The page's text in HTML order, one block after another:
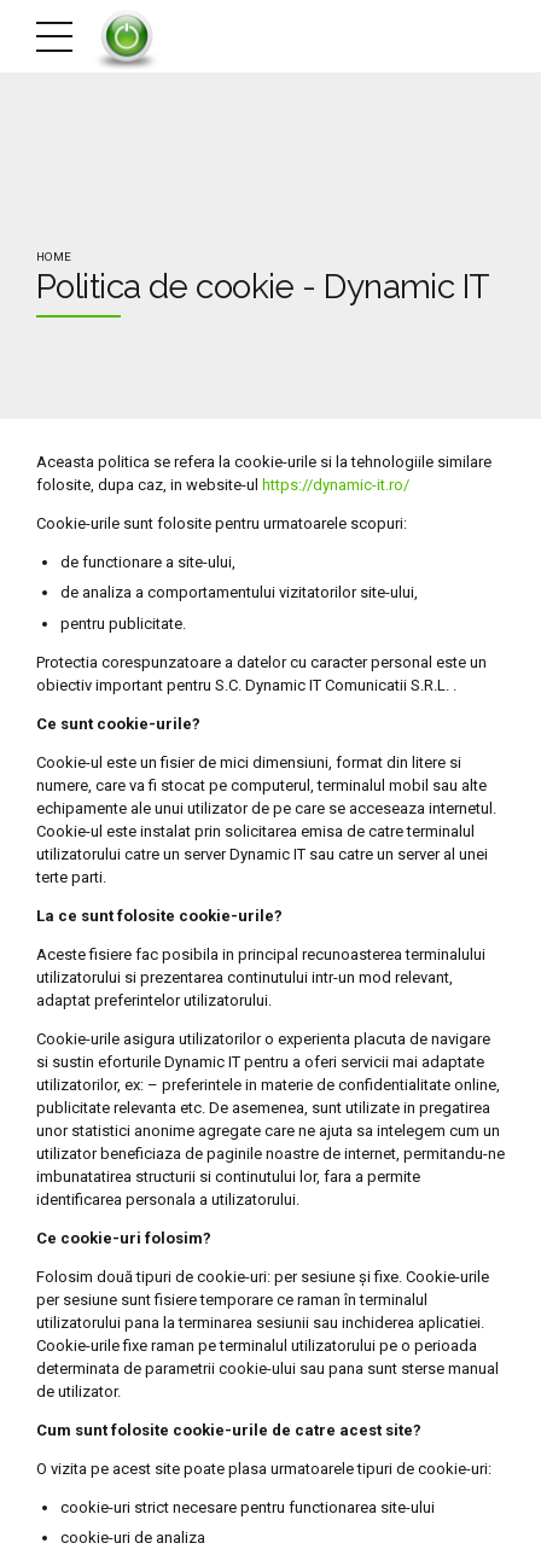
HOME
Politica de cookie - Dynamic IT
Aceasta politica se refera la cookie-urile si la tehnologiile similare
folosite, dupa caz, in website-ul https://dynamic-it.ro/
Cookie-urile sunt folosite pentru urmatoarele scopuri:
de functionare a site-ului,
de analiza a comportamentului vizitatorilor site-ului,
pentru publicitate.
Protectia corespunzatoare a datelor cu caracter personal este un
obiectiv important pentru S.C. Dynamic IT Comunicatii S.R.L. .
Ce sunt cookie-urile?
Cookie-ul este un fisier de mici dimensiuni, format din litere si
numere, care va fi stocat pe computerul, terminalul mobil sau alte
echipamente ale unui utilizator de pe care se acceseaza internetul.
Cookie-ul este instalat prin solicitarea emisa de catre terminalul
utilizatorului catre un server Dynamic IT sau catre un server al unei
terte parti.
La ce sunt folosite cookie-urile?
Aceste fisiere fac posibila in principal recunoasterea terminalului
utilizatorului si prezentarea continutului intr-un mod relevant,
adaptat preferintelor utilizatorului.
Cookie-urile asigura utilizatorilor o experienta placuta de navigare
si sustin eforturile Dynamic IT pentru a oferi servicii mai adaptate
utilizatorilor, ex: – preferintele in materie de confidentialitate online,
publicitate relevanta etc. De asemenea, sunt utilizate in pregatirea
unor statistici anonime agregate care ne ajuta sa intelegem cum un
utilizator beneficiaza de paginile noastre de internet, permitandu-ne
imbunatatirea structurii si continutului lor, fara a permite
identificarea personala a utilizatorului.
Ce cookie-uri folosim?
Folosim două tipuri de cookie-uri: per sesiune și fixe. Cookie-urile
per sesiune sunt fisiere temporare ce raman în terminalul
utilizatorului pana la terminarea sesiunii sau inchiderea aplicatiei.
Cookie-urile fixe raman pe terminalul utilizatorului pe o perioada
determinata de parametrii cookie-ului sau pana sunt sterse manual
de utilizator.
Cum sunt folosite cookie-urile de catre acest site?
O vizita pe acest site poate plasa urmatoarele tipuri de cookie-uri:
cookie-uri strict necesare pentru functionarea site-ului
cookie-uri de analiza